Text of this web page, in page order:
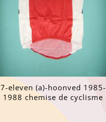
7-eleven (a)-hoonved 1985-
1988 chemise de cyclisme